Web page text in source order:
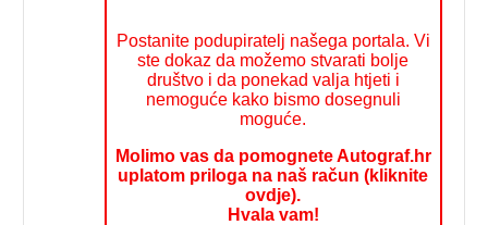
Postanite podupiratelj našega portala. Vi
ste dokaz da možemo stvarati bolje
društvo i da ponekad valja htjeti i
nemoguće kako bismo dosegnuli
moguće.
Molimo vas da pomognete Autograf.hr
uplatom priloga na naš račun (kliknite
ovdje).
Hvala vam!